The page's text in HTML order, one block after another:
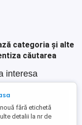
categoria și alte
căutarea
interesa
fără etichetă
detalii la nr de